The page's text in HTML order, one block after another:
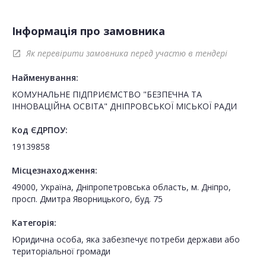
Інформація про замовника
open_in_new Як перевірити замовника перед участю в тендері
Найменування:
КОМУНАЛЬНЕ ПІДПРИЄМСТВО "БЕЗПЕЧНА ТА
ІННОВАЦІЙНА ОСВІТА" ДНІПРОВСЬКОЇ МІСЬКОЇ РАДИ
Код ЄДРПОУ:
19139858
Місцезнаходження:
49000, Україна, Дніпропетровська область, м. Дніпро,
просп. Дмитра Яворницького, буд. 75
Категорія:
Юридична особа, яка забезпечує потреби держави або
територіальної громади